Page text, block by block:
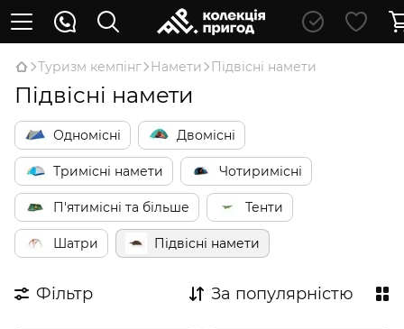
Туризм кемпінг Намети Підвісні намети
Підвісні намети
Одномісні Двомісні
Тримісні намети Чотиримісні
П'ятимісні та більше Тенти
Шатри Підвісні намети
Фільтр За популярністю